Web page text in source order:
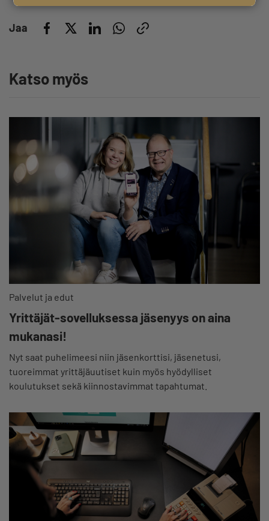
Jaa
Katso myös
Palvelut ja edut
Yrittäjät-sovelluksessa jäsenyys on aina
mukanasi!
Nyt saat puhelimeesi niin jäsenkorttisi, jäsenetusi,
tuoreimmat yrittäjäuutiset kuin myös hyödylliset
koulutukset sekä kiinnostavimmat tapahtumat.